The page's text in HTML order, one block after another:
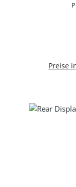
Preise